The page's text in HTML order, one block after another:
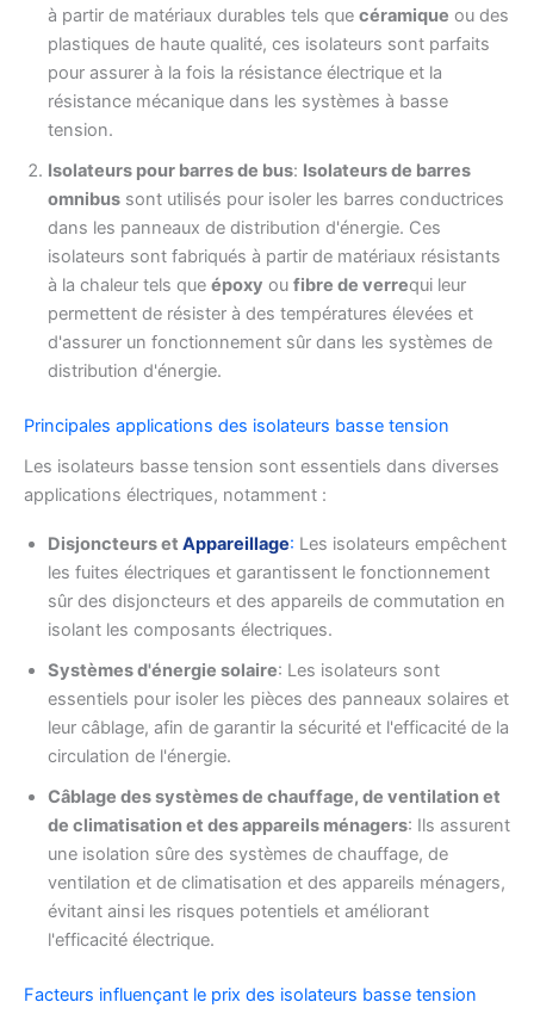
à partir de matériaux durables tels que céramique ou des
plastiques de haute qualité, ces isolateurs sont parfaits
pour assurer à la fois la résistance électrique et la
résistance mécanique dans les systèmes à basse
tension.
Isolateurs pour barres de bus: Isolateurs de barres
omnibus sont utilisés pour isoler les barres conductrices
dans les panneaux de distribution d'énergie. Ces
isolateurs sont fabriqués à partir de matériaux résistants
à la chaleur tels que époxy ou fibre de verrequi leur
permettent de résister à des températures élevées et
d'assurer un fonctionnement sûr dans les systèmes de
distribution d'énergie.
Principales applications des isolateurs basse tension
Les isolateurs basse tension sont essentiels dans diverses
applications électriques, notamment :
Disjoncteurs et Appareillage: Les isolateurs empêchent
les fuites électriques et garantissent le fonctionnement
sûr des disjoncteurs et des appareils de commutation en
isolant les composants électriques.
Systèmes d'énergie solaire: Les isolateurs sont
essentiels pour isoler les pièces des panneaux solaires et
leur câblage, afin de garantir la sécurité et l'efficacité de la
circulation de l'énergie.
Câblage des systèmes de chauffage, de ventilation et
de climatisation et des appareils ménagers: Ils assurent
une isolation sûre des systèmes de chauffage, de
ventilation et de climatisation et des appareils ménagers,
évitant ainsi les risques potentiels et améliorant
l'efficacité électrique.
Facteurs influençant le prix des isolateurs basse tension